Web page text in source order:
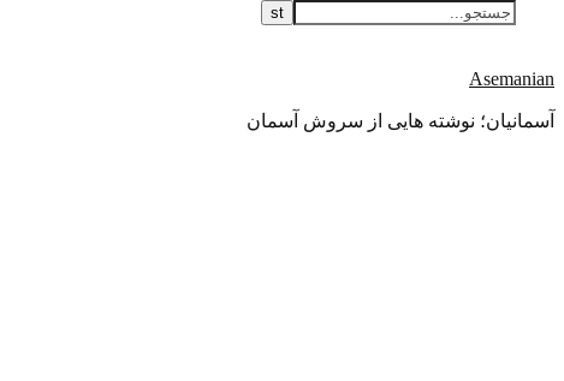
Asemanian
آسمانیان؛ نوشته هایی از سروش آسمان